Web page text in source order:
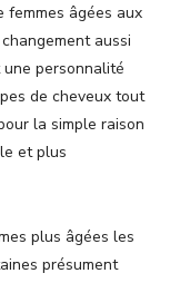
femmes âgées aux
aussi
personnalité
de cheveux tout
la simple raison
et plus
plus âgées les
présument